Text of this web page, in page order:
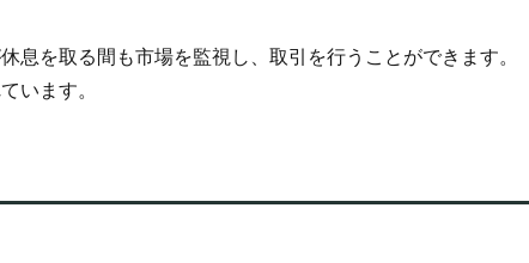
息を取る間も市場を監視し、取引を行うことができます。
います。